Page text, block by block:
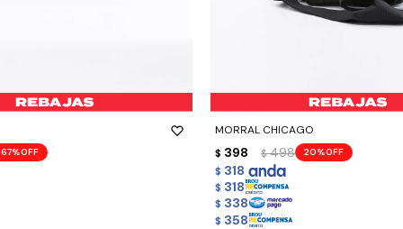
67
MORRAL CHICAGO
$ 398 $ 498 20
$ 318
$ 318
$ 338
$ 358
- +